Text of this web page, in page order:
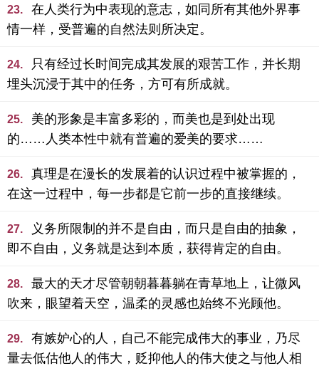
23.
在人类行为中表现的意志，如同所有其他外界事
情一样，受普遍的自然法则所决定。
24.
只有经过长时间完成其发展的艰苦工作，并长期
埋头沉浸于其中的任务，方可有所成就。
25.
美的形象是丰富多彩的，而美也是到处出现
的……人类本性中就有普遍的爱美的要求……
26.
真理是在漫长的发展着的认识过程中被掌握的，
在这一过程中，每一步都是它前一步的直接继续。
27.
义务所限制的并不是自由，而只是自由的抽象，
即不自由，义务就是达到本质，获得肯定的自由。
28.
最大的天才尽管朝朝暮暮躺在青草地上，让微风
吹来，眼望着天空，温柔的灵感也始终不光顾他。
29.
有嫉妒心的人，自己不能完成伟大的事业，乃尽
量去低估他人的伟大，贬抑他人的伟大使之与他人相